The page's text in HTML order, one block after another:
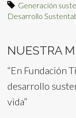
Generación
Desarrollo
NUESTRA
“En Fundación
desarrollo
vida”